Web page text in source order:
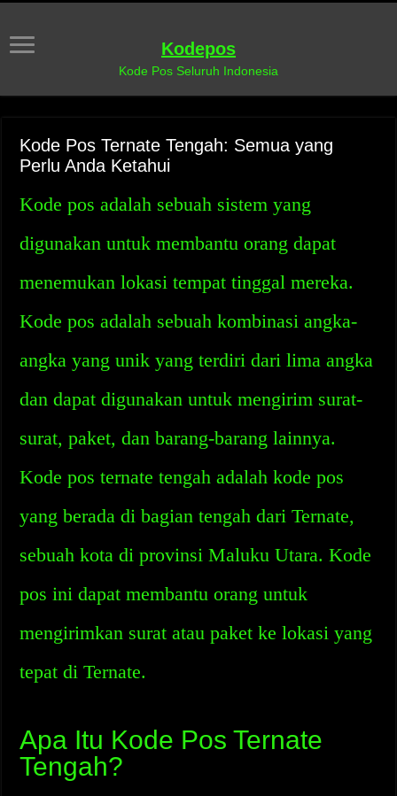
Kodepos
Kode Pos Seluruh Indonesia
Kode Pos Ternate Tengah: Semua yang
Perlu Anda Ketahui
Kode pos adalah sebuah sistem yang
digunakan untuk membantu orang dapat
menemukan lokasi tempat tinggal mereka.
Kode pos adalah sebuah kombinasi angka-
angka yang unik yang terdiri dari lima angka
dan dapat digunakan untuk mengirim surat-
surat, paket, dan barang-barang lainnya.
Kode pos ternate tengah adalah kode pos
yang berada di bagian tengah dari Ternate,
sebuah kota di provinsi Maluku Utara. Kode
pos ini dapat membantu orang untuk
mengirimkan surat atau paket ke lokasi yang
tepat di Ternate.
Apa Itu Kode Pos Ternate
Tengah?